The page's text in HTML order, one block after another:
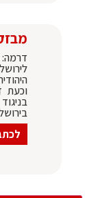
דרמה:
וכעת